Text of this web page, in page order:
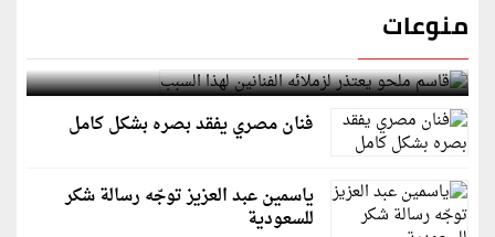
منوعات
قاسم ملحو يعتذر لزملائه الفنانين لهذا السبب
فنان مصري يفقد بصره بشكل كامل
ياسمين عبد العزيز توجّه رسالة شكر
للسعودية